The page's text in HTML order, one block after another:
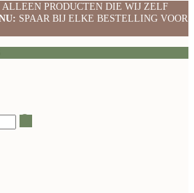
ALLEEN PRODUCTEN DIE WIJ ZELF
SPAAR BIJ ELKE BESTELLING VOOR